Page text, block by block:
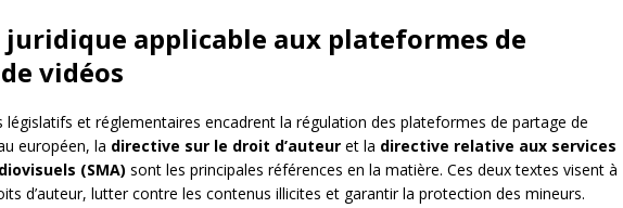
juridique applicable aux plateformes de
vidéos
législatifs et réglementaires encadrent la régulation des plateformes de partage de
européen, la directive sur le droit d’auteur et la directive relative aux services
(SMA) sont les principales références en la matière. Ces deux textes visent à
d’auteur, lutter contre les contenus illicites et garantir la protection des mineurs.